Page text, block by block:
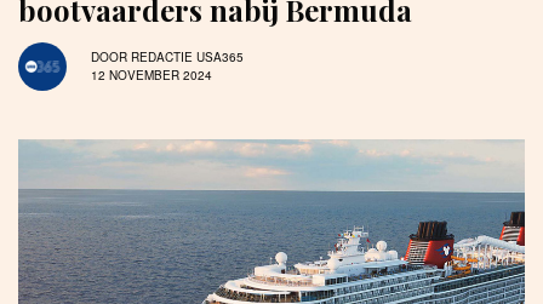
bootvaarders nabij Bermuda
DOOR REDACTIE USA365
12 NOVEMBER 2024